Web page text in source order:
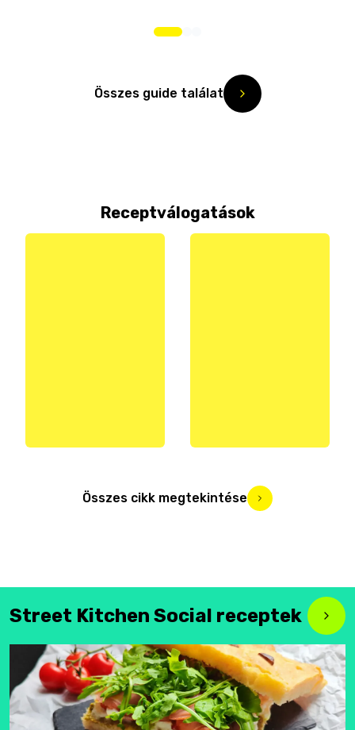
Összes guide találat
Receptválogatások
Összes cikk megtekintése
Street Kitchen Social receptek